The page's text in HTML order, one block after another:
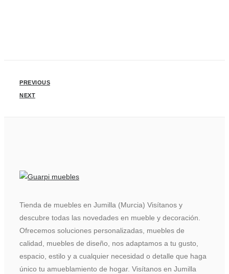
PREVIOUS
NEXT
Tienda de muebles en Jumilla (Murcia) Visítanos y
descubre todas las novedades en mueble y decoración.
Ofrecemos soluciones personalizadas, muebles de
calidad, muebles de diseño, nos adaptamos a tu gusto,
espacio, estilo y a cualquier necesidad o detalle que haga
único tu amueblamiento de hogar. Visítanos en Jumilla